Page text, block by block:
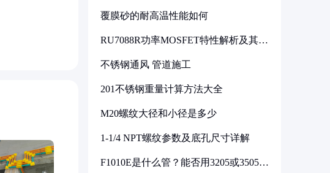
覆膜砂的耐高温性能如何
RU7088R功率MOSFET特性解析及其在
不锈钢通风 管道施工
201不锈钢重量计算方法大全
M20螺纹大径和小径是多少
1-1/4 NPT螺纹参数及底孔尺寸详解
F1010E是什么管？能否用3205或3505代